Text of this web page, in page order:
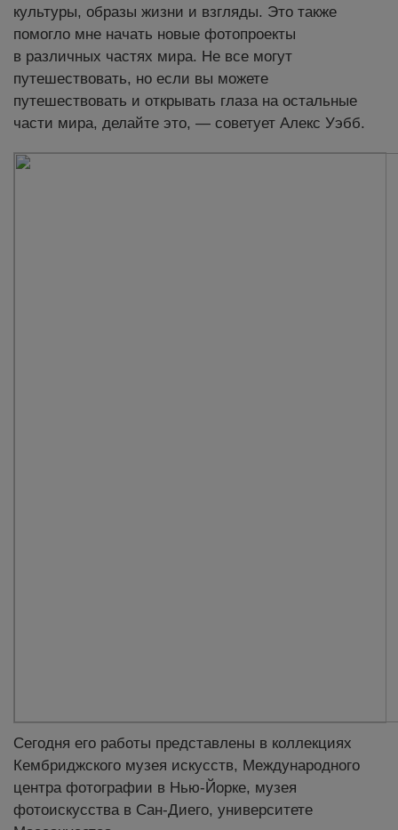
культуры, образы жизни и взгляды. Это также
помогло мне начать новые фотопроекты
в различных частях мира. Не все могут
путешествовать, но если вы можете
путешествовать и открывать глаза на остальные
части мира, делайте это, — советует Алекс Уэбб.
Сегодня его работы представлены в коллекциях
Кембриджского музея искусств, Международного
центра фотографии в Нью-Йорке, музея
фотоискусства в Сан-Диего, университете